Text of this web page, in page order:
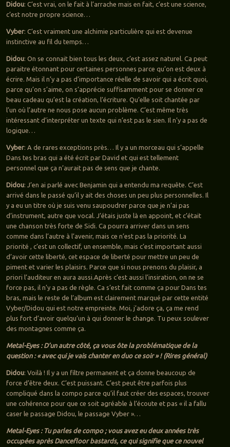
Didou: C’est vrai, on le fait à l’arrache mais en fait, c’est une science,
c’est notre propre science…
Vyber: C’est vraiment une alchimie particulière qui est devenue
instinctive au fil du temps…
Didou: On se connait bien tous les deux, c’est assez naturel. Ca peut
paraitre étonnant pour certaines personnes parce qu’on est deux à
écrire. Mais il n’y a pas d’importance réelle de savoir qui a écrit quoi,
parce qu’on s’aime, on s’apprécie suffisamment pour se donner ce
beau cadeau qu’est la création, l’écriture. Qu’elle soit chantée par
l’un où l’autre ne nous pose aucun problème. C’est même très
intéressant d’interpréter un texte qui n’est pas le sien. Il n’y a pas de
logique…
Vyber: A de rares exceptions près… Il y a un morceau qui s’appelle
Dans tes bras qui a été écrit par David et qui est tellement
personnel que ça n’aurait pas de sens que je chante.
Didou: J’en ai parlé avec Benjamin qui a entendu ma requête. C’est
arrivé dans le passé qu’il y ait des choses un peu plus personnelles. Il
y a eu un titre où je suis venu saupoudrer parce que je n’ai pas
d’instrument, autre que vocal. J’étais juste là en appoint, et c’était
une chanson très forte de Sidi. Ca pourra arriver dans un sens
comme dans l’autre à l’avenir, mais ce n’est pas la priorité. La
priorité , c’est un collectif, un ensemble, mais c’est important aussi
d’avoir cette liberté, cet espace de liberté pour mettre un peu de
piment et varier les plaisirs. Parce que si nous prenons du plaisir, a
priori l’auditeur en aura aussi.Après c’est aussi l’insiration, on ne se
force pas, il n’y a pas de règle. Ca s’est fait comme ça pour Dans tes
bras, mais le reste de l’album est clairement marqué par cette entité
Vyber/Didou qui est notre empreinte. Moi, j’adore ça, ça me rend
plus fort d’avoir quelqu’un à qui donner le change. Tu peux soulever
des montagnes comme ça.
Metal-Eyes : D’un autre côté, ça vous ôte la problématique de la
question : « avec qui je vais chanter en duo ce soir » ! (Rires général)
Didou: Voilà ! Il y a un filtre permanent et ça donne beaucoup de
force d’être deux. C’est puissant. C’est peut être parfois plus
compliqué dans la compo parce qu’il faut créer des espaces, trouver
une cohérence pour que ce soit agréable à l’écoute et pas « il a fallu
caser le passage Didou, le passage Vyber »…
Metal-Eyes : Tu parles de compo ; vous avez eu deux années très
occupées après Dancefloor bastards, ce qui signifie que ce nouvel